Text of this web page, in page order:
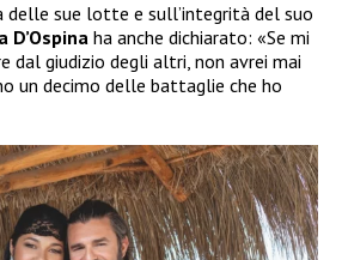
delle sue lotte e sull’integrità del suo
D’Ospina ha anche dichiarato: «Se mi
dal giudizio degli altri, non avrei mai
un decimo delle battaglie che ho